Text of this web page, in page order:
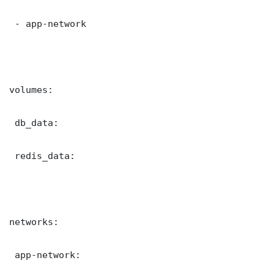
- app-network
volumes:
db_data:
redis_data:
networks:
app-network: